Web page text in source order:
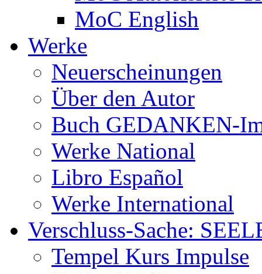
MoC English
Werke
Neuerscheinungen
Über den Autor
Buch GEDANKEN-
Werke National
Libro Español
Werke International
Verschluss-Sache:
Tempel Kurs Impulse